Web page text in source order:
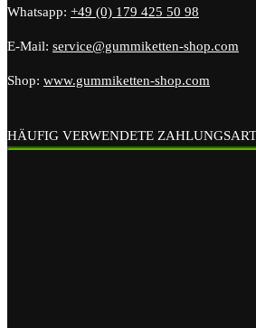
Whatsapp: +49 (0) 179 425 50 98
E-Mail: service@gummiketten-shop.com
Shop: www.gummiketten-shop.com
HÄUFIG VERWENDETE